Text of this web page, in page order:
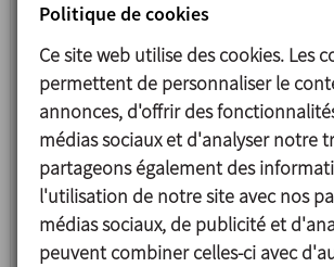
FMI
AGITATEUR VERTICAL
Politique de cookies
Ce site web utilise des cookies. Les
permettent de personnaliser le
annonces, d'offrir des
médias sociaux et d'analyser notre
partageons également des
l'utilisation de notre site avec nos
médias sociaux, de publicité et
peuvent combiner celles-ci avec